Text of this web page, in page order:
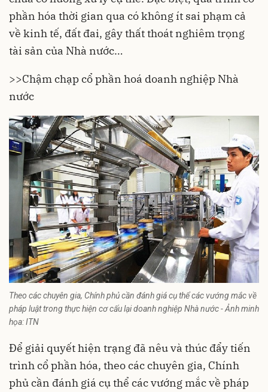
phần hóa thời gian qua có không ít sai phạm cả
về kinh tế, đất đai, gây thất thoát nghiêm trọng
tài sản của Nhà nước…
>>Chậm chạp cổ phần hoá doanh nghiệp Nhà
nước
Theo các chuyên gia, Chính phủ cần đánh giá cụ thể các vướng mắc về
pháp luật trong thực hiện cơ cấu lại doanh nghiệp Nhà nước - Ảnh minh
họa: ITN
Để giải quyết hiện trạng đã nêu và thúc đẩy tiến
trình cổ phần hóa, theo các chuyên gia, Chính
phủ cần đánh giá cụ thể các vướng mắc về pháp